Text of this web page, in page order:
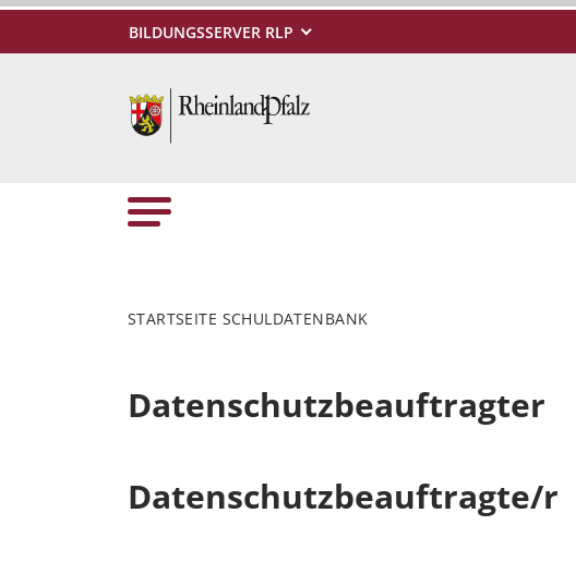
BILDUNGSSERVER RLP
STARTSEITE SCHULDATENBANK
Datenschutzbeauftragter
Datenschutzbeauftragte/r